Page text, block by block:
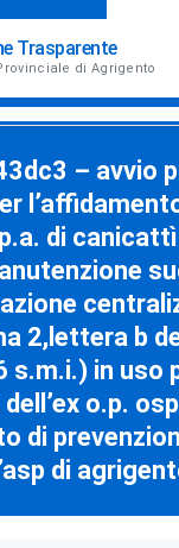
Trasparente
di Agrigento
– avvio
di canicattì
2,lettera b
s.m.i.) in uso
o.p.
di
di